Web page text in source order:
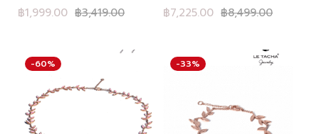
฿3,419.00
฿1,999.00
฿8,499.00
฿7,225.00
-60% -33%